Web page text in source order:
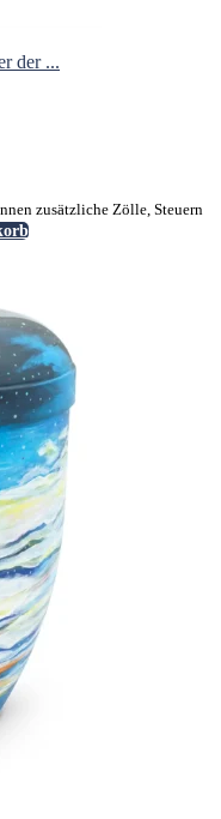
der ...
zusätzliche Zölle, Steuern